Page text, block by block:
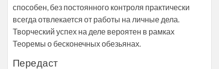
способен, без постоянного контроля практически
всегда отвлекается от работы на личные дела.
Творческий успех на деле вероятен в рамках
Теоремы о бесконечных обезьянах.
Передаст